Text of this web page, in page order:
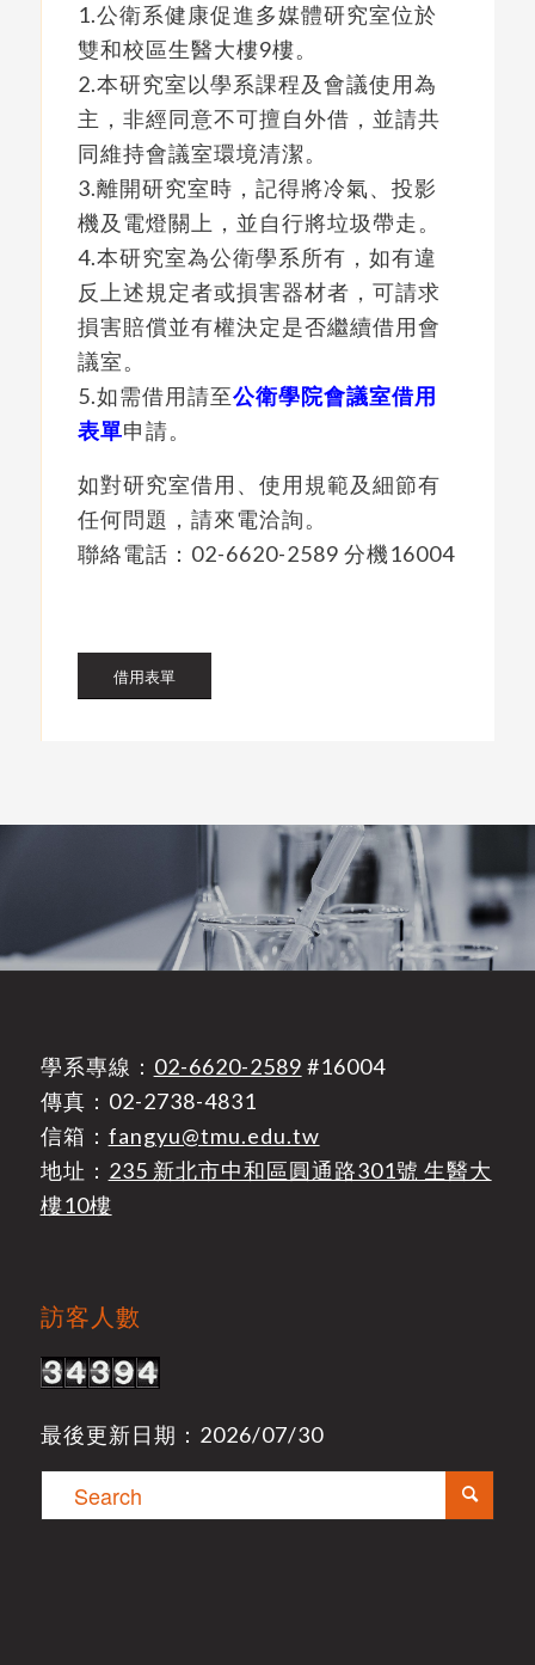
1.公衛系健康促進多媒體研究室位於
雙和校區生醫大樓9樓。
2.本研究室以學系課程及會議使用為
主，非經同意不可擅自外借，並請共
同維持會議室環境清潔。
3.離開研究室時，記得將冷氣、投影
機及電燈關上，並自行將垃圾帶走。
4.本研究室為公衛學系所有，如有違
反上述規定者或損害器材者，可請求
損害賠償並有權決定是否繼續借用會
議室。
5.如需借用請至公衛學院會議室借用
表單申請。
如對研究室借用、使用規範及細節有
任何問題，請來電洽詢。
聯絡電話：02-6620-2589 分機16004
借用表單
學系專線： 02-6620-2589 #16004
傳真：02-2738-4831
信箱： fangyu@tmu.edu.tw
地址： 235 新北市中和區圓通路301號 生醫大
樓10樓
訪客人數
最後更新日期：2026/07/30